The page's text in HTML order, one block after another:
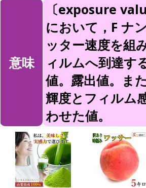
意味
〔exposure
において，F ナ
ッター速度を組
ィルムへ到達す
値。露出値。ま
輝度とフィルム
わせた値。